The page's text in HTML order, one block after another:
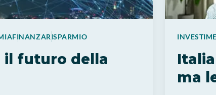
FINANZARISPARMIO
il futuro della
ma